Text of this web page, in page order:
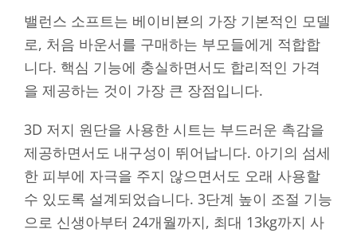
밸런스 소프트는 베이비뵨의 가장 기본적인 모델
로, 처음 바운서를 구매하는 부모들에게 적합합
니다. 핵심 기능에 충실하면서도 합리적인 가격
을 제공하는 것이 가장 큰 장점입니다.
3D 저지 원단을 사용한 시트는 부드러운 촉감을
제공하면서도 내구성이 뛰어납니다. 아기의 섬세
한 피부에 자극을 주지 않으면서도 오래 사용할
수 있도록 설계되었습니다. 3단계 높이 조절 기능
으로 신생아부터 24개월까지, 최대 13kg까지 사